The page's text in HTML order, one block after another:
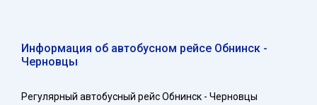
Информация об автобусном рейсе Обнинск -
Черновцы
Регулярный автобусный рейс Обнинск - Черновцы